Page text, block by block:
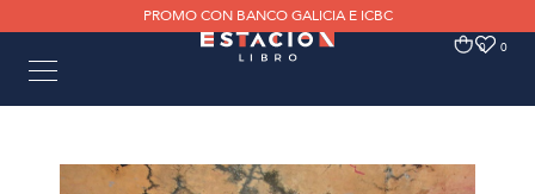
PROMO CON BANCO GALICIA E ICBC
0 0